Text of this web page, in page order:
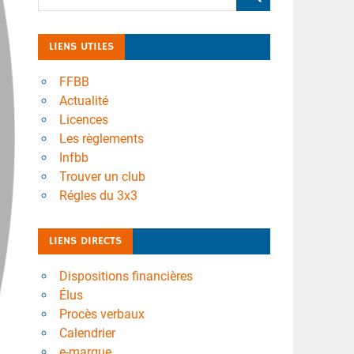
LIENS UTILES
FFBB
Actualité
Licences
Les règlements
Infbb
Trouver un club
Régles du 3x3
LIENS DIRECTS
Dispositions financières
Élus
Procès verbaux
Calendrier